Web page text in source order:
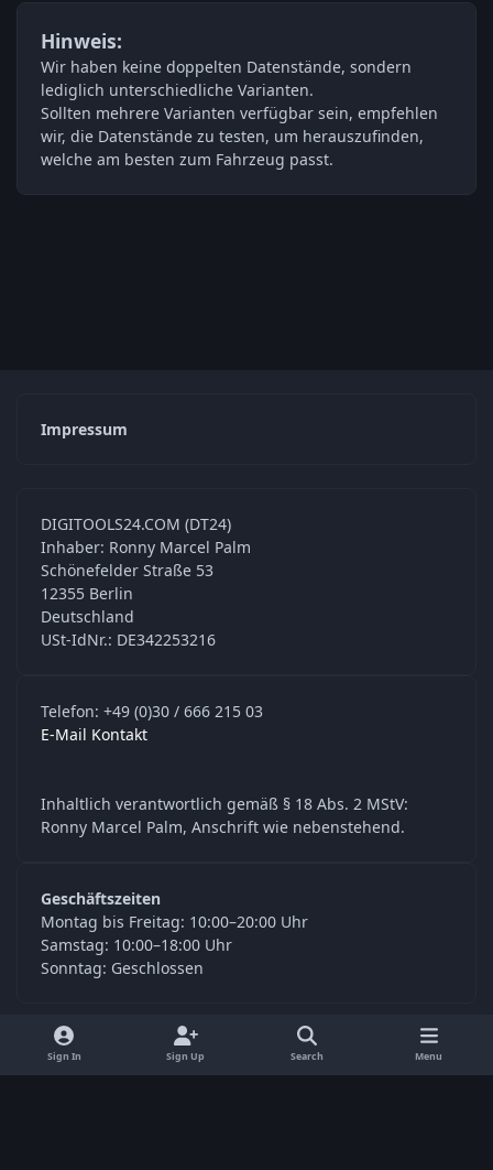
Hinweis:
Wir haben keine doppelten Datenstände, sondern
lediglich unterschiedliche Varianten.
Sollten mehrere Varianten verfügbar sein, empfehlen
wir, die Datenstände zu testen, um herauszufinden,
welche am besten zum Fahrzeug passt.
Impressum
DIGITOOLS24.COM (DT24)
Inhaber: Ronny Marcel Palm
Schönefelder Straße 53
12355 Berlin
Deutschland
USt-IdNr.: DE342253216
Telefon: +49 (0)30 / 666 215 03
E-Mail Kontakt
Inhaltlich verantwortlich gemäß § 18 Abs. 2 MStV:
Ronny Marcel Palm, Anschrift wie nebenstehend.
Geschäftszeiten
Montag bis Freitag: 10:00–20:00 Uhr
Samstag: 10:00–18:00 Uhr
Sonntag: Geschlossen
o
f
a
Sign In Sign Up Search Menu